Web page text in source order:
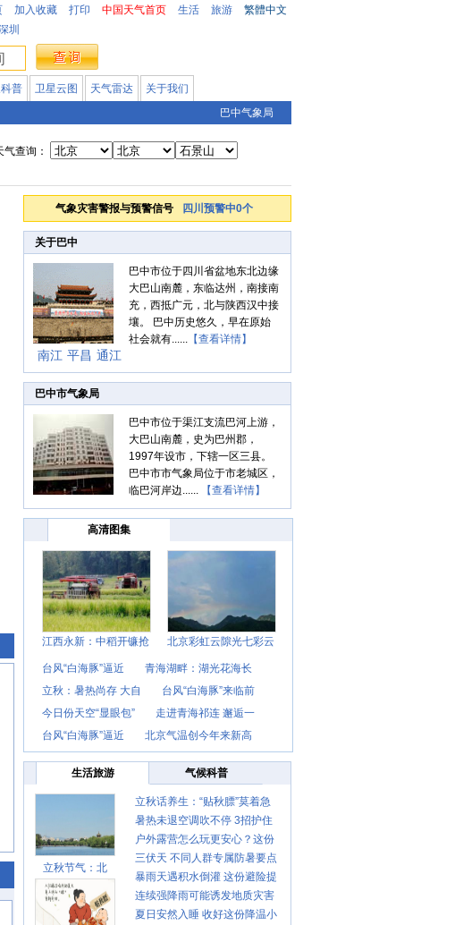
加入收藏 打印 中国天气首页 生活 旅游
繁體中文
圳
普 卫星云图 天气雷达
关于我们
巴中气象局
气查询：
气象灾害警报与预警信号 四川预警中0个
关于巴中
巴中市位于四川省盆地东北边缘
大巴山南麓，东临达州，南接南
充，西抵广元，北与陕西汉中接
壤。 巴中历史悠久，早在原始
社会就有...... 【查看详情】
南江 平昌 通江
巴中市气象局
巴中市位于渠江支流巴河上游，
大巴山南麓，史为巴州郡，
1997年设市，下辖一区三县。
巴中市市气象局位于市老城区，
临巴河岸边......
【查看详情】
高清图集
江西永新：中稻开镰抢 北京彩虹云隙光七彩云
台风“白海豚”逼近
青海湖畔：湖光花海长
立秋：暑热尚存 大自
台风“白海豚”来临前
今日份天空“显眼包”
走进青海祁连 邂逅一
台风“白海豚”逼近
北京气温创今年来新高
生活旅游 气候科普
立秋节气：北
立秋话养生：“贴秋膘”莫着急
先清暑再防燥
暑热未退空调吹不停 3招护住
肩颈不酸痛
户外露营怎么玩更安心？这份
攻略请收好
三伏天 不同人群专属防暑要点
请收好
暴雨天遇积水倒灌 这份避险提
示请收好
连续强降雨可能诱发地质灾害
这些前兆要知道
夏日安然入睡 收好这份降温小